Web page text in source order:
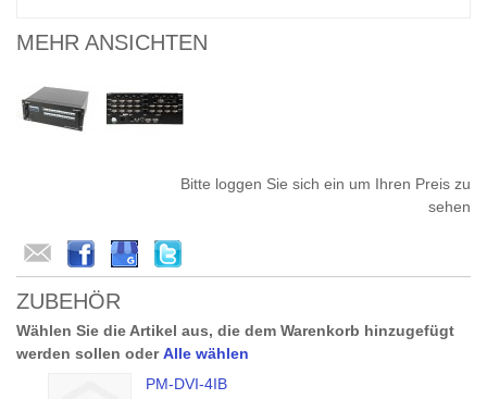
MEHR ANSICHTEN
Bitte loggen Sie sich ein um Ihren Preis zu
sehen
ZUBEHÖR
Wählen Sie die Artikel aus, die dem Warenkorb hinzugefügt
werden sollen oderAlle wählen
PM-DVI-4IB